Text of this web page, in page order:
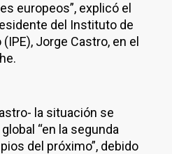
europeos”, explicó el
del Instituto de
Jorge Castro, en el
la situación se
“en la segunda
del próximo”, debido